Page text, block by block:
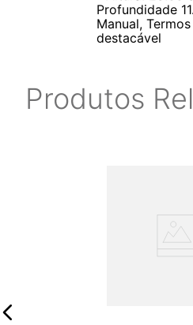
Profundidade
Manual,
destacável
Produtos